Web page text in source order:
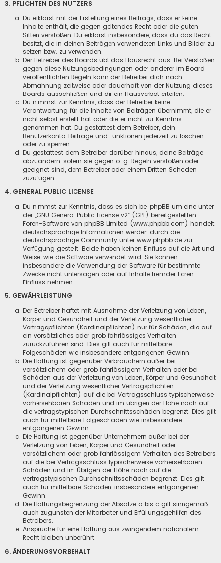
3. PFLICHTEN DES NUTZERS
Du erklärst mit der Erstellung eines Beitrags, dass er keine
Inhalte enthält, die gegen geltendes Recht oder die guten
Sitten verstoßen. Du erklärst insbesondere, dass du das Recht
besitzt, die in deinen Beiträgen verwendeten Links und Bilder zu
setzen bzw. zu verwenden.
Der Betreiber des Boards übt das Hausrecht aus. Bei Verstößen
gegen diese Nutzungsbedingungen oder anderer im Board
veröffentlichten Regeln kann der Betreiber dich nach
Abmahnung zeitweise oder dauerhaft von der Nutzung dieses
Boards ausschließen und dir ein Hausverbot erteilen.
Du nimmst zur Kenntnis, dass der Betreiber keine
Verantwortung für die Inhalte von Beiträgen übernimmt, die er
nicht selbst erstellt hat oder die er nicht zur Kenntnis
genommen hat. Du gestattest dem Betreiber, dein
Benutzerkonto, Beiträge und Funktionen jederzeit zu löschen
oder zu sperren.
Du gestattest dem Betreiber darüber hinaus, deine Beiträge
abzuändern, sofern sie gegen o. g. Regeln verstoßen oder
geeignet sind, dem Betreiber oder einem Dritten Schaden
zuzufügen.
4. GENERAL PUBLIC LICENSE
Du nimmst zur Kenntnis, dass es sich bei phpBB um eine unter
der „GNU General Public License v2“ (GPL) bereitgestellten
Foren-Software von phpBB Limited (www.phpbb.com) handelt;
deutschsprachige Informationen werden durch die
deutschsprachige Community unter www.phpbb.de zur
Verfügung gestellt. Beide haben keinen Einfluss auf die Art und
Weise, wie die Software verwendet wird. Sie können
insbesondere die Verwendung der Software für bestimmte
Zwecke nicht untersagen oder auf Inhalte fremder Foren
Einfluss nehmen.
5. GEWÄHRLEISTUNG
Der Betreiber haftet mit Ausnahme der Verletzung von Leben,
Körper und Gesundheit und der Verletzung wesentlicher
Vertragspflichten (Kardinalpflichten) nur für Schäden, die auf
ein vorsätzliches oder grob fahrlässiges Verhalten
zurückzuführen sind. Dies gilt auch für mittelbare
Folgeschäden wie insbesondere entgangenen Gewinn.
Die Haftung ist gegenüber Verbrauchern außer bei
vorsätzlichem oder grob fahrlässigem Verhalten oder bei
Schäden aus der Verletzung von Leben, Körper und Gesundheit
und der Verletzung wesentlicher Vertragspflichten
(Kardinalpflichten) auf die bei Vertragsschluss typischerweise
vorhersehbaren Schäden und im übrigen der Höhe nach auf
die vertragstypischen Durchschnittsschäden begrenzt. Dies gilt
auch für mittelbare Folgeschäden wie insbesondere
entgangenen Gewinn.
Die Haftung ist gegenüber Unternehmern außer bei der
Verletzung von Leben, Körper und Gesundheit oder
vorsätzlichem oder grob fahrlässigem Verhalten des Betreibers
auf die bei Vertragsschluss typischerweise vorhersehbaren
Schäden und im Übrigen der Höhe nach auf die
vertragstypischen Durchschnittsschäden begrenzt. Dies gilt
auch für mittelbare Schäden, insbesondere entgangenen
Gewinn.
Die Haftungsbegrenzung der Absätze a bis c gilt sinngemäß
auch zugunsten der Mitarbeiter und Erfüllungsgehilfen des
Betreibers.
Ansprüche für eine Haftung aus zwingendem nationalem
Recht bleiben unberührt.
6. ÄNDERUNGSVORBEHALT